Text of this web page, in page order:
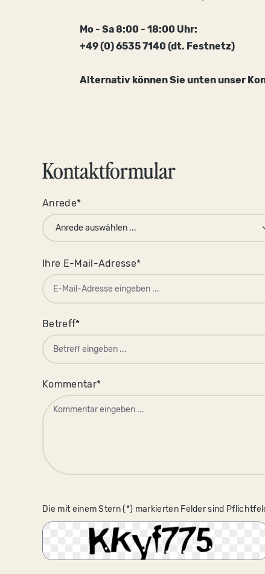
Mo - Sa 8:00 - 18:00 Uhr:
+49 (0) 6535 7140 (dt. Festnetz)
Alternativ können Sie unten unser
Kontaktformular
Anrede*
Ihre E-Mail-Adresse*
Betreff*
Kommentar*
Die mit einem Stern (*) markierten Felder sind